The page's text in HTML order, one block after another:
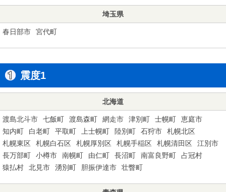
埼玉県
春日部市 宮代町
震度1
北海道
渡島北斗市 七飯町 渡島森町 網走市 津別町 士幌町
恵庭市
知内町
白老町 平取町 上士幌町 陸別町 石狩市
札幌北区
札幌東区
札幌白石区 札幌厚別区 札幌手稲区 札幌清田区
江別市
長万部町
小樽市 南幌町 由仁町 長沼町 南富良野町
占冠村
猿払村
北見市 湧別町 胆振伊達市 壮瞥町